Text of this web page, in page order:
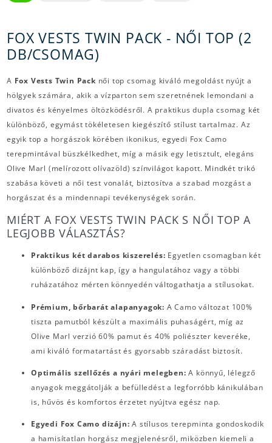
FOX VESTS TWIN PACK - NŐI TOP (2
DB/CSOMAG)
A Fox Vests Twin Pack női top csomag kiváló megoldást nyújt a
hölgyek számára, akik a vízparton sem szeretnének lemondani a
divatos és kényelmes öltözködésről. A praktikus dupla csomag két
különböző, egymást tökéletesen kiegészítő stílust tartalmaz. Az
egyik top a horgászok körében ikonikus, egyedi Fox Camo
terepmintával büszkélkedhet, míg a másik egy letisztult, elegáns
Olive Marl (melírozott olívazöld) színvilágot kapott. Mindkét trikó
szabása követi a női test vonalát, biztosítva a szabad mozgást a
horgászat és a mindennapi tevékenységek során.
MIÉRT A FOX VESTS TWIN PACK S NŐI TOP A
LEGJOBB VÁLASZTÁS?
Praktikus két darabos kiszerelés: Egyetlen csomagban két
különböző dizájnt kap, így a hangulatához vagy a többi
ruházatához mérten könnyedén váltogathatja a stílusokat.
Prémium, bőrbarát alapanyagok: A Camo változat 100%
tiszta pamutból készült a maximális puhaságért, míg az
Olive Marl verzió 60% pamut és 40% poliészter keveréke,
ami kiváló formatartást és gyorsabb száradást biztosít.
Optimális szellőzés a nyári melegben: A könnyű, lélegző
anyagok meggátolják a befülledést a legforróbb kánikulában
is, hűvös és komfortos érzetet nyújtva egész nap.
Egyedi Fox Camo dizájn: A stílusos terepminta gondoskodik
a hamisítatlan horgász megjelenésről, miközben kiemeli a